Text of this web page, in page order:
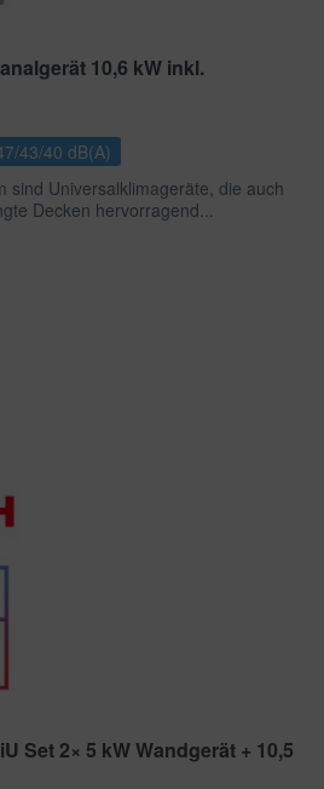
10,6 kW inkl.
43/40 dB(A)
sind Universalklimageräte, die auch
Decken hervorragend...
Set 2× 5 kW Wandgerät + 10,5